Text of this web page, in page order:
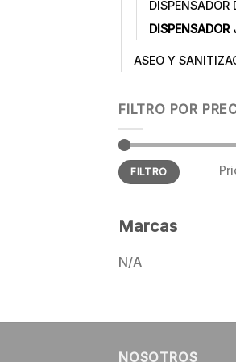
DISPENSADOR
DISPENSADOR
ASEO Y
FILTRO POR
Min
price
Max
priceFILTRO
Marcas
N/A
NOSOTROS